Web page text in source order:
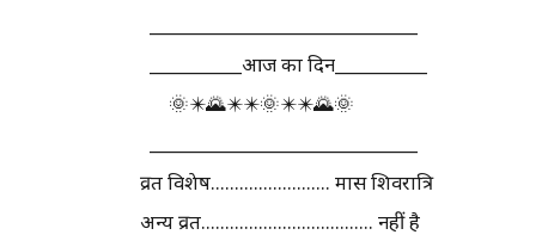
___________आज का दिन___________
🌞✴️🌄✴️✴️🌞✴️✴️🌄🌞
व्रत विशेष......................... मास शिवरात्रि
अन्य व्रत.................................... नहीं है